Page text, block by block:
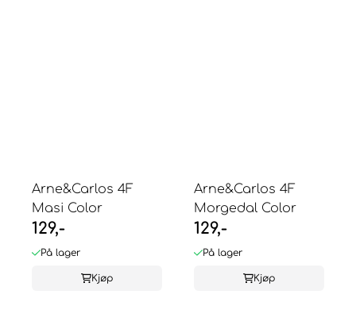
Arne&Carlos 4F
Masi Color
129,-
På lager
Kjøp
Arne&Carlos 4F
Morgedal Color
129,-
På lager
Kjøp